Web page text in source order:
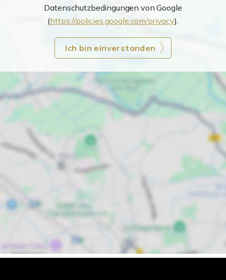
Datenschutzbedingungen von Google
(https://policies.google.com/privacy).
Ich bin einverstanden